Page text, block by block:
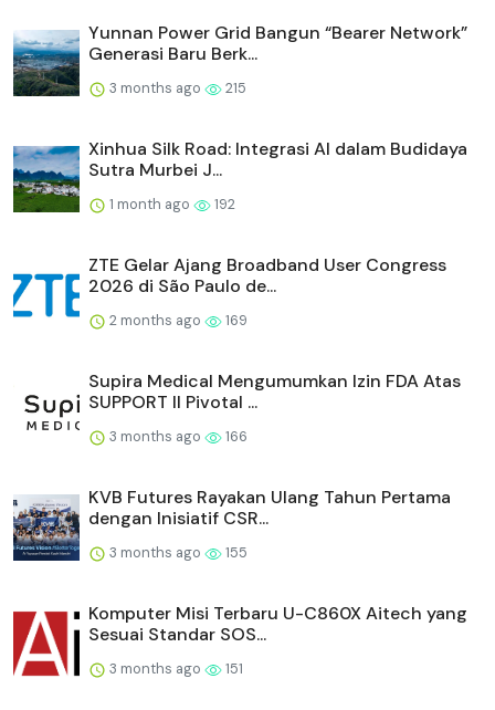
Yunnan Power Grid Bangun “Bearer Network”
Generasi Baru Berk...
3 months ago 215
Xinhua Silk Road: Integrasi AI dalam Budidaya
Sutra Murbei J...
1 month ago 192
ZTE Gelar Ajang Broadband User Congress
2026 di São Paulo de...
2 months ago 169
Supira Medical Mengumumkan Izin FDA Atas
SUPPORT II Pivotal ...
3 months ago 166
KVB Futures Rayakan Ulang Tahun Pertama
dengan Inisiatif CSR...
3 months ago 155
Komputer Misi Terbaru U-C860X Aitech yang
Sesuai Standar SOS...
3 months ago 151